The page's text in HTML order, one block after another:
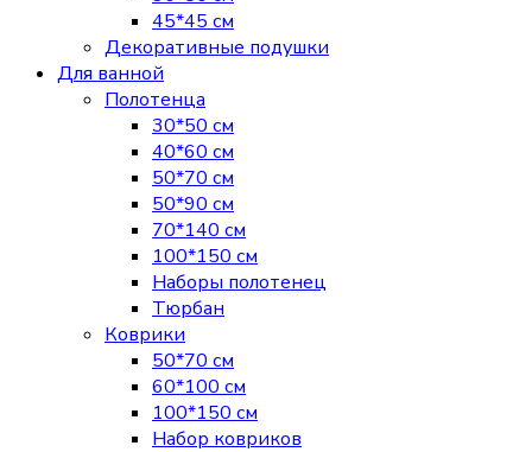
45*45 см
Декоративные подушки
Для ванной
Полотенца
30*50 см
40*60 см
50*70 см
50*90 см
70*140 см
100*150 см
Наборы полотенец
Тюрбан
Коврики
50*70 см
60*100 см
100*150 см
Набор ковриков